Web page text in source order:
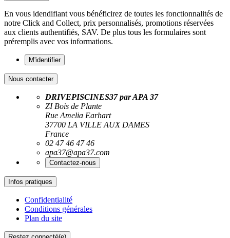
En vous idendifiant vous bénéficirez de toutes les fonctionnalités de
notre Click and Collect, prix personnalisés, promotions réservées
aux clients authentifiés, SAV. De plus tous les formulaires sont
préremplis avec vos informations.
M'identifier
Nous contacter
DRIVEPISCINES37 par APA 37
ZI Bois de Plante
Rue Amelia Earhart
37700 LA VILLE AUX DAMES
France
02 47 46 47 46
apa37@apa37.com
Contactez-nous
Infos pratiques
Confidentialité
Conditions générales
Plan du site